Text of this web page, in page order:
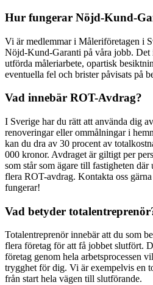
Hur fungerar Nöjd-Kund-
Vi är medlemmar i Måleriföretagen i
Nöjd-Kund-Garanti på våra jobb. Det
utförda måleriarbete, opartisk
eventuella fel och brister påvisats på
Vad innebär ROT-Avdrag?
I Sverige har du rätt att använda dig
renoveringar eller ommålningar i
kan du dra av 30 procent av
000 kronor. Avdraget är giltigt per
som står som ägare till fastigheten
flera ROT-avdrag. Kontakta oss
fungerar!
Vad betyder
Totalentreprenör innebär att du som
flera företag för att få jobbet slutfört.
företag genom hela arbetsprocessen
trygghet för dig. Vi är exempelvis en
från start hela vägen till slutförande.